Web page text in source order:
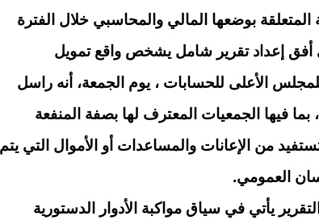
المتعلقة بوضعها المالي والمحاسبي خلال الفترة
2014 وذلك في أفق إعداد تقرير شامل يشخص واقع تمويل
الأعلى للحسابات ، يوم الجمعة، أنه راسل
فيها الجمعيات المعترف لها بصفة المنفعة
عددها 214، التي تستفيد من الإعانات والمساعدات أو الأموال التي يتم
العمومي.
يأتي في سياق مواكبة الأدوار الدستورية